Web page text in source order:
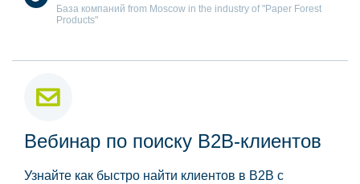
База компаний from Moscow in the industry of "Paper Forest
Products"
Вебинар по поиску B2B-клиентов
Узнайте как быстро найти клиентов в B2B с